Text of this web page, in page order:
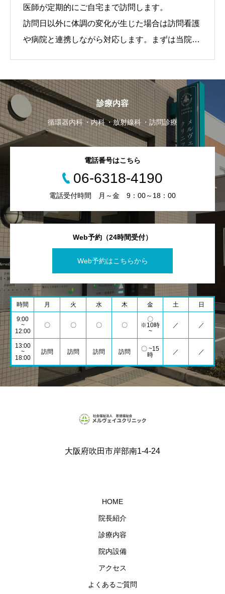
医師が定期的にご自宅まで訪問します。
訪問日以外に体調の変化が生じた場合は訪問看護
や病院と連携しながら対応します。まずは当院か
【対象となるケース】
・通院が困難な方
・寝たきりとなっている方
・末期癌の方 など
・吹田市 ・摂津市
・東淀川区の一部
※施設への往診依頼もお受けします。
診療内容
循環器内科 内科 放射線科 訪問診療
Web予約（24時間受付）
Web予約はこちらから
電話番号はこちら
06-6318-4190
電話受付時間 月～金 9：00～18：00
時間 月 火 水 木 金 土 日
9:00
~
12:00
〇 〇 〇 〇
〇
※10時
~
／ ／
13:00
~
18:00
訪問 訪問 訪問 訪問
〇 ~15
時
／ ／
大阪府吹田市岸部南1-4-24
HOME
院長紹介
診療内容
院内設備
アクセス
よくあるご質問